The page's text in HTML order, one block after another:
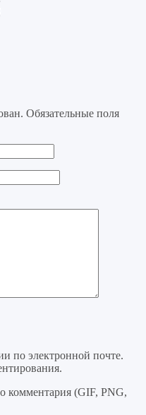
Обязательные поля
по электронной почте.
комментария (GIF, PNG,